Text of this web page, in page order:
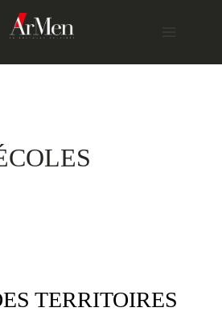
TERRITOIRES